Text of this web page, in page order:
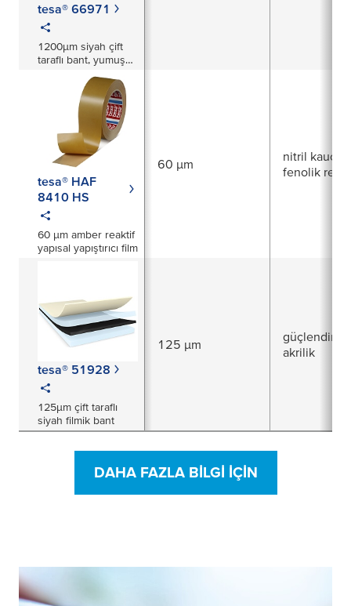
tesa® 66971
1200µm siyah çift
taraflı bant, yumuşak
tesa® HAF
8410 HS
60 µm amber reaktif
yapısal yapıştırıcı film
60 µm
nitril
fenolik
tesa® 51928
125µm çift taraflı
siyah filmik bant
125 µm
akrilik
DAHA FAZLA BILGI IÇIN